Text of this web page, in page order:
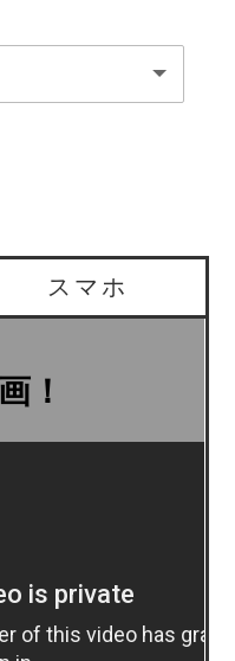
スマホ